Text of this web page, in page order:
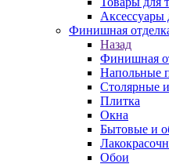
Аксессуары
Финишная
Назад
Финишная
Напольные
Столярные
Плитка
Окна
Бытовые и
Обои